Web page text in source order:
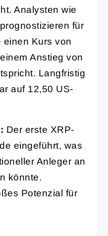
Analysten wie
für
einen Kurs von
Anstieg von
Langfristig
auf 12,50 US-
Der erste XRP-
eingeführt, was
Anleger an
könnte.
Potenzial für